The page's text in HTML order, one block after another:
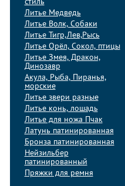
стиль
Литье Медведь
Литье Волк, Собаки
Литье Тигр,Лев,Рысь
Литье Орёл, Сокол, птицы
Литье Змея, Дракон,
Динозавр
Акула, Рыба, Пиранья,
морские
Литье звери разные
Литье конь, лошадь
Литье для ножа Пчак
Латунь патинированная
Бронза патинированная
Нейзильбер
патинированный
Пряжки для ремня